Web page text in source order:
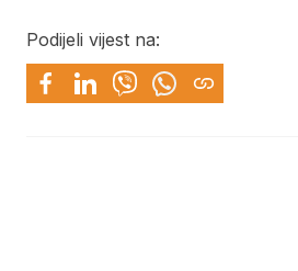
Podijeli vijest na: